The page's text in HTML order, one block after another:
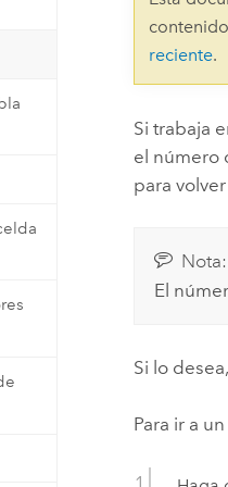
de
reciente.
Si trabaja
el número
para
Nota:
El
Si lo
Para ir a